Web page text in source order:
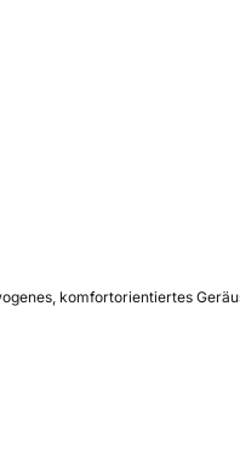
komfortorientiertes